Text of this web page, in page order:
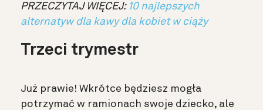
PRZECZYTAJ WIĘCEJ: 10 najlepszych
alternatyw dla kawy dla kobiet w ciąży
Trzeci trymestr
Już prawie! Wkrótce będziesz mogła
potrzymać w ramionach swoje dziecko, ale